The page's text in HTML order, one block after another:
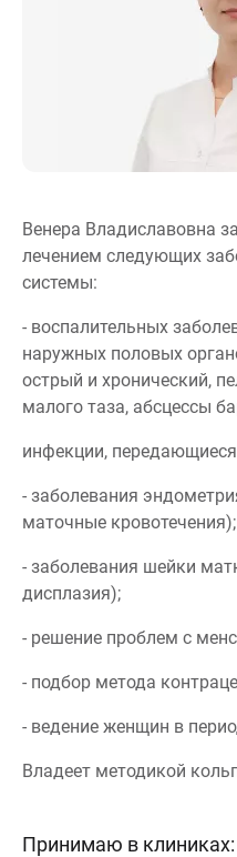
Венера Владиславовна
лечением следующих
системы:
- воспалительных
наружных половых
острый и хронический,
малого таза, абсцессы
инфекции,
- заболевания
маточные кровотечения);
- заболевания шейки
дисплазия);
- решение проблем с
- подбор метода
- ведение женщин в
Владеет методикой
Принимаю в клиниках: